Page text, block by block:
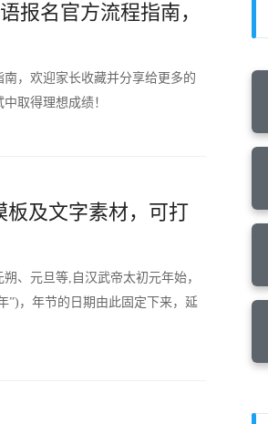
报名官方流程指南，
，欢迎家长收藏并分享给更多的
取得理想成绩！
及文字素材，可打
、元旦等,自汉武帝太初元年始，
”)，年节的日期由此固定下来，延